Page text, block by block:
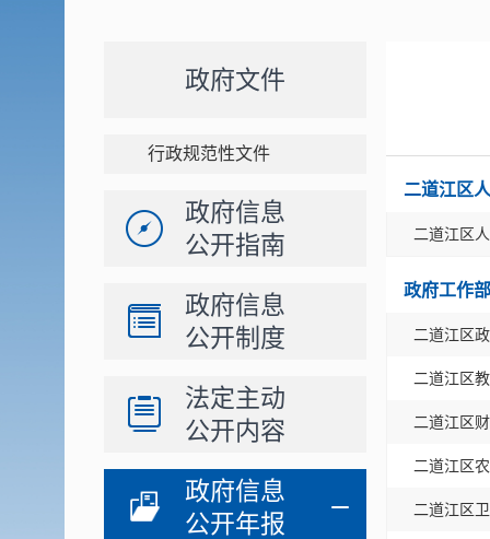
政府文件
行政规范性文件
政府信息
公开指南
政府信息
公开制度
法定主动
公开内容
政府信息
公开年报
二道江区
二道江区
政府工作
二道江区
二道江区
二道江区
二道江区
二道江区